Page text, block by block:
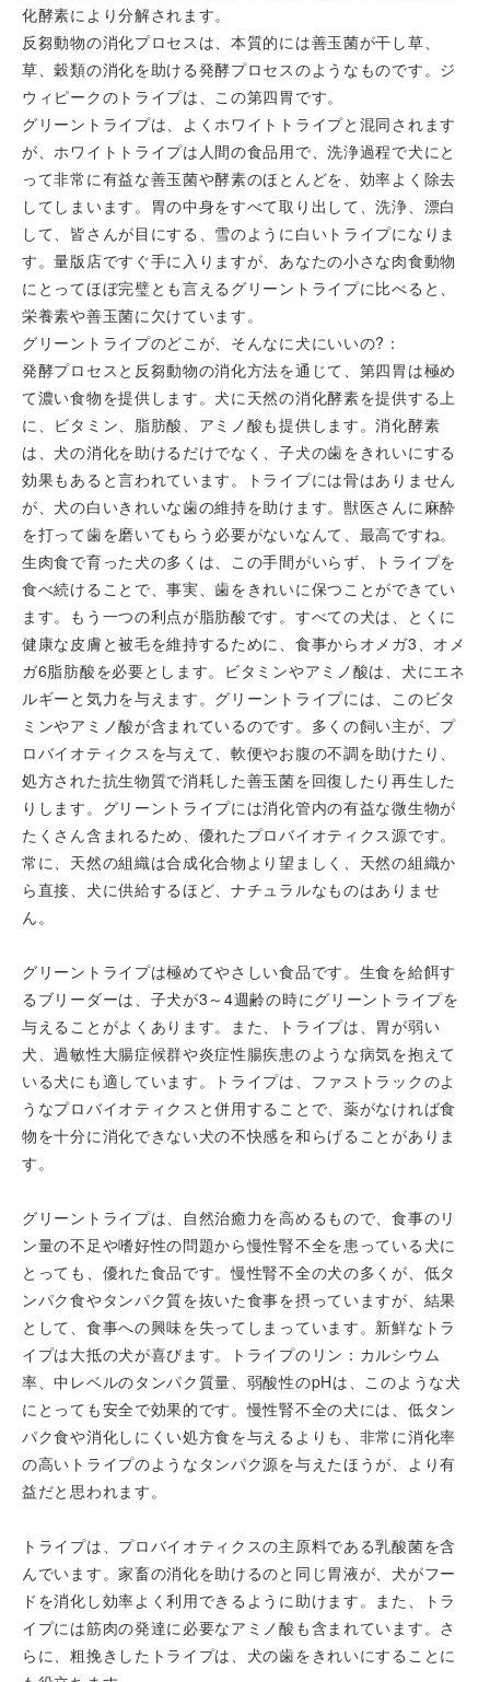
化酵素により分解されます。
反芻動物の消化プロセスは、本質的には善玉菌が干し草、
草、穀類の消化を助ける発酵プロセスのようなものです。ジ
ウィピークのトライプは、この第四胃です。
グリーントライプは、よくホワイトトライプと混同されます
が、ホワイトトライプは人間の食品用で、洗浄過程で犬にと
って非常に有益な善玉菌や酵素のほとんどを、効率よく除去
してしまいます。胃の中身をすべて取り出して、洗浄、漂白
して、皆さんが目にする、雪のように白いトライプになりま
す。量版店ですぐ手に入りますが、あなたの小さな肉食動物
にとってほぼ完璧とも言えるグリーントライプに比べると、
栄養素や善玉菌に欠けています。
グリーントライプのどこが、そんなに犬にいいの?：
発酵プロセスと反芻動物の消化方法を通じて、第四胃は極め
て濃い食物を提供します。犬に天然の消化酵素を提供する上
に、ビタミン、脂肪酸、アミノ酸も提供します。消化酵素
は、犬の消化を助けるだけでなく、子犬の歯をきれいにする
効果もあると言われています。トライプには骨はありません
が、犬の白いきれいな歯の維持を助けます。獣医さんに麻酔
を打って歯を磨いてもらう必要がないなんて、最高ですね。
生肉食で育った犬の多くは、この手間がいらず、トライプを
食べ続けることで、事実、歯をきれいに保つことができてい
ます。もう一つの利点が脂肪酸です。すべての犬は、とくに
健康な皮膚と被毛を維持するために、食事からオメガ3、オメ
ガ6脂肪酸を必要とします。ビタミンやアミノ酸は、犬にエネ
ルギーと気力を与えます。グリーントライプには、このビタ
ミンやアミノ酸が含まれているのです。多くの飼い主が、プ
ロバイオティクスを与えて、軟便やお腹の不調を助けたり、
処方された抗生物質で消耗した善玉菌を回復したり再生した
りします。グリーントライプには消化管内の有益な微生物が
たくさん含まれるため、優れたプロバイオティクス源です。
常に、天然の組織は合成化合物より望ましく、天然の組織か
ら直接、犬に供給するほど、ナチュラルなものはありませ
ん。
グリーントライプは極めてやさしい食品です。生食を給餌す
るブリーダーは、子犬が3～4週齢の時にグリーントライプを
与えることがよくあります。また、トライプは、胃が弱い
犬、過敏性大腸症候群や炎症性腸疾患のような病気を抱えて
いる犬にも適しています。トライプは、ファストラックのよ
うなプロバイオティクスと併用することで、薬がなければ食
物を十分に消化できない犬の不快感を和らげることがありま
す。
グリーントライプは、自然治癒力を高めるもので、食事のリ
ン量の不足や嗜好性の問題から慢性腎不全を患っている犬に
とっても、優れた食品です。慢性腎不全の犬の多くが、低タ
ンパク食やタンパク質を抜いた食事を摂っていますが、結果
として、食事への興味を失ってしまっています。新鮮なトラ
イプは大抵の犬が喜びます。トライプのリン：カルシウム
率、中レベルのタンパク質量、弱酸性のpHは、このような犬
にとっても安全で効果的です。慢性腎不全の犬には、低タン
パク食や消化しにくい処方食を与えるよりも、非常に消化率
の高いトライプのようなタンパク源を与えたほうが、より有
益だと思われます。
トライプは、プロバイオティクスの主原料である乳酸菌を含
んでいます。家畜の消化を助けるのと同じ胃液が、犬がフー
ドを消化し効率よく利用できるように助けます。また、トラ
イプには筋肉の発達に必要なアミノ酸も含まれています。さ
らに、粗挽きしたトライプは、犬の歯をきれいにすることに